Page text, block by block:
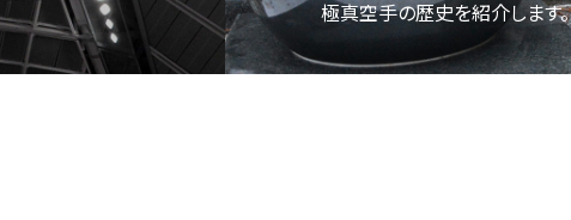
極真空手の歴史を紹介します。